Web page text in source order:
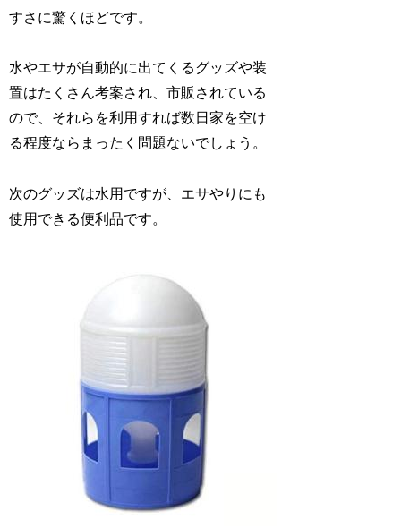
すさに驚くほどです。
水やエサが自動的に出てくるグッズや装
置はたくさん考案され、市販されている
ので、それらを利用すれば数日家を空け
る程度ならまったく問題ないでしょう。
次のグッズは水用ですが、エサやりにも
使用できる便利品です。